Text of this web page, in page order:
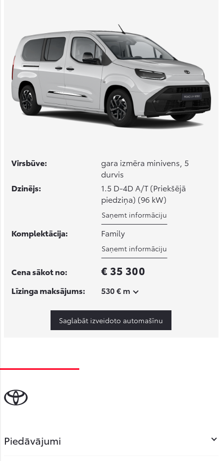
Virsbūve:
gara izmēra minivens, 5
durvis
Dzinējs:
1.5 D-4D A/T (Priekšējā
piedziņa) (96 kW)
Saņemt informāciju
Komplektācija: Family
Saņemt informāciju
Cena sākot no: € 35 300
Līzinga maksājums: 530 € m
Saglabāt izveidoto automašīnu
Piedāvājumi